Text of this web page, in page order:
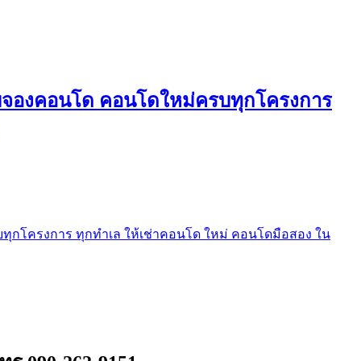
องคอนโด คอนโดใหม่ครบทุกโครงการ
โครงการ ทุกทำเล ให้เช่าคอนโด ใหม่ คอนโดมือสอง ใน